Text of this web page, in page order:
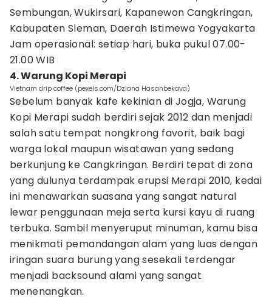
Sembungan, Wukirsari, Kapanewon Cangkringan,
Kabupaten Sleman, Daerah Istimewa Yogyakarta
Jam operasional: setiap hari, buka pukul 07.00-
21.00 WIB
4. Warung Kopi Merapi
Vietnam drip coffee (pexels.com/Dziana Hasanbekava)
Sebelum banyak kafe kekinian di Jogja, Warung
Kopi Merapi sudah berdiri sejak 2012 dan menjadi
salah satu tempat nongkrong favorit, baik bagi
warga lokal maupun wisatawan yang sedang
berkunjung ke Cangkringan. Berdiri tepat di zona
yang dulunya terdampak erupsi Merapi 2010, kedai
ini menawarkan suasana yang sangat natural
lewar penggunaan meja serta kursi kayu di ruang
terbuka. Sambil menyeruput minuman, kamu bisa
menikmati pemandangan alam yang luas dengan
iringan suara burung yang sesekali terdengar
menjadi backsound alami yang sangat
menenangkan.